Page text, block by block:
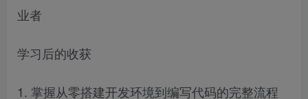
业者
学习后的收获
1. 掌握从零搭建开发环境到编写代码的完整流程